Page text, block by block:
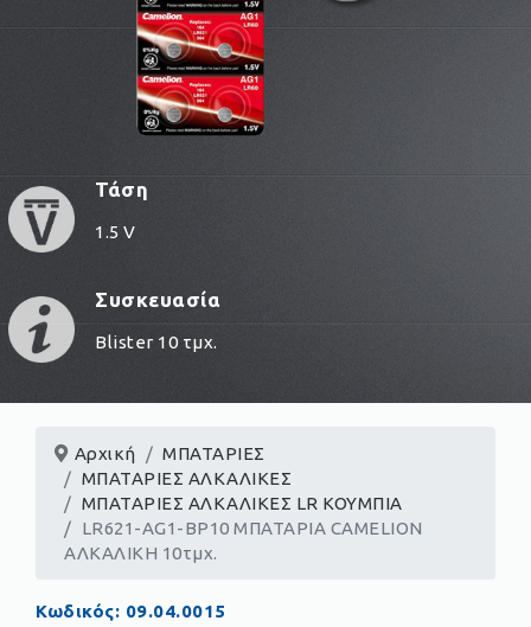
Τάση
1.5 V
Συσκευασία
Blister 10 τμχ.
Αρχική
ΜΠΑΤΑΡΙΕΣ
ΜΠΑΤΑΡΙΕΣ ΑΛΚΑΛΙΚΕΣ
ΜΠΑΤΑΡΙΕΣ ΑΛΚΑΛΙΚΕΣ LR ΚΟΥΜΠΙΑ
LR621-AG1-BP10 ΜΠΑΤΑΡΙΑ CAMELION
ΑΛKΑΛΙΚΗ 10τμχ.
Κωδικός: 09.04.0015